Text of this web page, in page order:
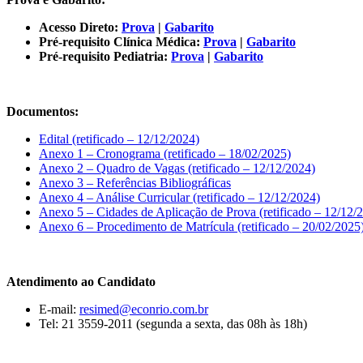
Acesso Direto: Prova | Gabarito
Pré-requisito Clínica Médica: Prova | Gabarito
Pré-requisito Pediatria: Prova | Gabarito
Documentos:
Edital (retificado – 12/12/2024)
Anexo 1 – Cronograma (retificado – 18/02/2025)
Anexo 2 – Quadro de Vagas (retificado – 12/12/2024)
Anexo 3 – Referências Bibliográficas
Anexo 4 – Análise Curricular (retificado – 12/12/2024)
Anexo 5 – Cidades de Aplicação de Prova (retificado – 12/12/
Anexo 6 – Procedimento de Matrícula (retificado – 20/02/
Atendimento ao Candidato
E-mail: resimed@econrio.com.br
Tel: 21 3559-2011 (segunda a sexta, das 08h às 18h)